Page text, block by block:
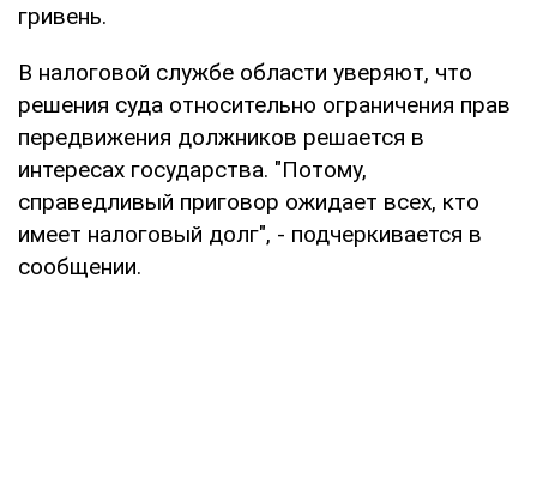
гривень.
В налоговой службе области уверяют, что
решения суда относительно ограничения прав
передвижения должников решается в
интересах государства. "Потому,
справедливый приговор ожидает всех, кто
имеет налоговый долг", - подчеркивается в
сообщении.